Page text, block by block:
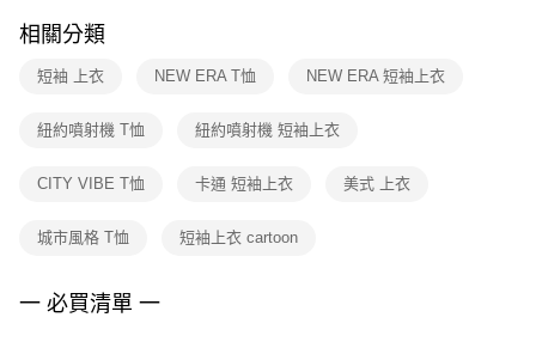
※ 交易是否成功請以「AFTEE先享後付 」之結帳頁面顯示為準，若有關於
是否繳費成功／繳費後需取消欲退款等相關疑問，請聯繫「AFTEE先享後付
客戶支援中心」
https://netprotections.freshdesk.com/support/home
１．透過由恩沛科技股份有限公司提供之「AFTEE先享後付」服務完成之交
權轉讓予恩沛科技股份有限公司。
３．未成年的使用者請事先徵得法定代理人或監護人之同意方可使用
４．使用「AFTEE先享後付」時，將依據個別帳號之用戶狀況，依本公司即
相關分類
短袖 上衣 NEW ERA T恤 NEW ERA 短袖上衣
紐約噴射機 T恤 紐約噴射機 短袖上衣
CITY VIBE T恤 卡通 短袖上衣 美式 上衣
城市風格 T恤 短袖上衣 cartoon
一 必買清單 一